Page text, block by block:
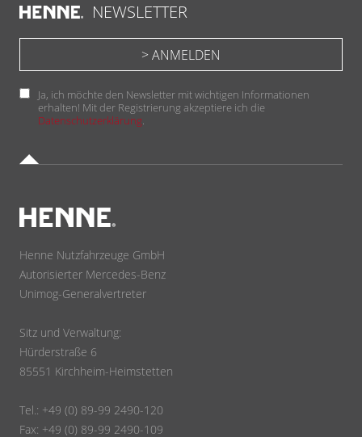
NEWSLETTER
Ja, ich möchte den Newsletter mit wichtigen Informationen
erhalten! Mit der Registrierung akzeptiere ich die
Datenschutzerklärung.
Henne Nutzfahrzeuge GmbH
Autorisierter Mercedes-Benz
Unimog-Generalvertreter
Sitz und Verwaltung:
Hürderstraße 6
85551 Kirchheim-Heimstetten
Tel.: +49 (0) 89-99 2490-120
Fax: +49 (0) 89-99 2490-109